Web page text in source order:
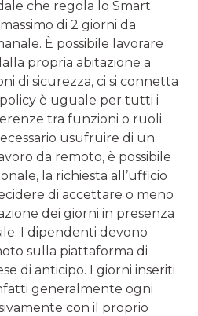
che regola lo Smart
di 2 giorni da
È possibile lavorare
propria abitazione a
di sicurezza, ci si connetta
è uguale per tutti i
tra funzioni o ruoli.
usufruire di un
da remoto, è possibile
la richiesta all’ufficio
di accettare o meno
dei giorni in presenza
I dipendenti devono
sulla piattaforma di
di anticipo. I giorni inseriti
generalmente ogni
con il proprio